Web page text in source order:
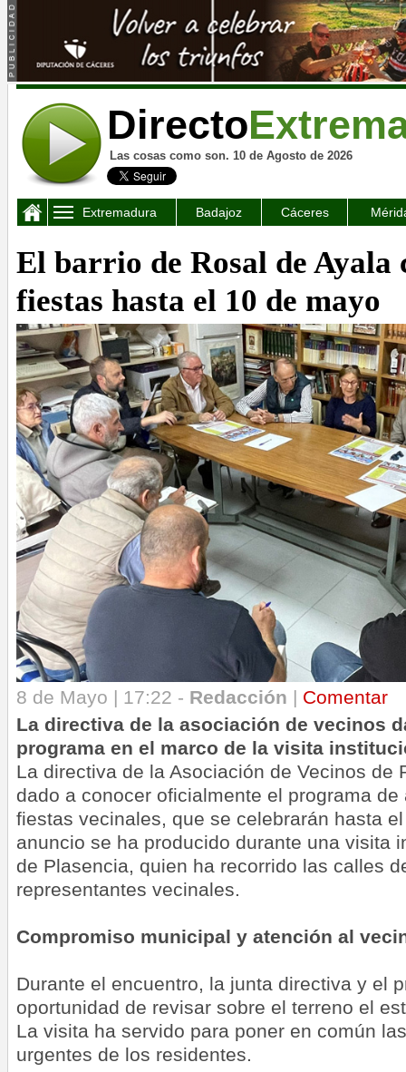
Directo
Las cosas como son. 10 de Agosto de 2026
Extremadura Badajoz Cáceres
El barrio de Rosal de Ayala
fiestas hasta el 10 de mayo
8 de Mayo | 17:22 - Redacción | Comentar
La directiva de la asociación de vecinos
programa en el marco de la visita
La directiva de la Asociación de Vecinos de
dado a conocer oficialmente el programa
fiestas vecinales, que se celebrarán hasta
anuncio se ha producido durante una visita
de Plasencia, quien ha recorrido las calles
representantes vecinales.
Compromiso municipal y atención al
Durante el encuentro, la junta directiva y el
oportunidad de revisar sobre el terreno el
La visita ha servido para poner en común
urgentes de los residentes.